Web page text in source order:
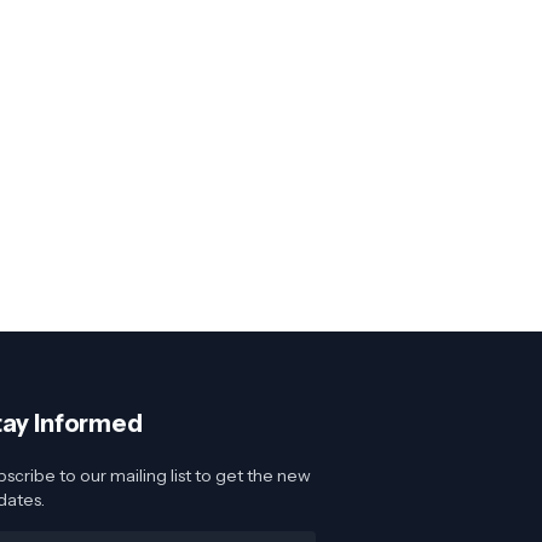
Informed
to our mailing list to get the new